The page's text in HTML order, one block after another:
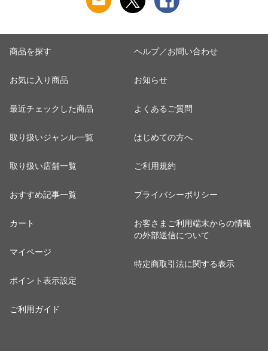
商品を探す
お気に入り商品
最近チェックした商品
取り扱いジャンル一覧
取り扱い店舗一覧
おすすめ記事一覧
カート
マイページ
ポイント表示設定
ご利用ガイド
ヘルプ／お問い合わせ
お知らせ
よくあるご質問
はじめての方へ
ご利用規約
プライバシーポリシー
お客さまご利用端末からの情報
の外部送信について
特定商取引法に関する表示